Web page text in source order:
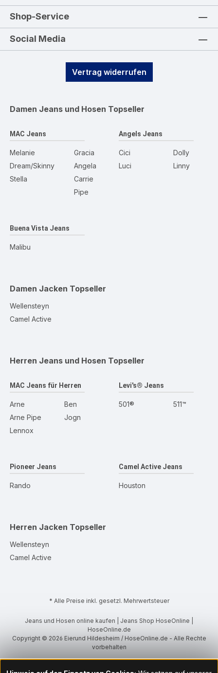
Shop-Service
Social Media
Vertrag widerrufen
Damen Jeans und Hosen Topseller
MAC Jeans
Melanie
Dream/Skinny
Stella
Gracia
Angela
Carrie
Pipe
Angels Jeans
Cici
Luci
Dolly
Linny
Buena Vista Jeans
Malibu
Damen Jacken Topseller
Wellensteyn
Camel Active
Herren Jeans und Hosen Topseller
MAC Jeans für Herren
Arne
Arne Pipe
Lennox
Ben
Jogn
Levi's® Jeans
501® 511™
Pioneer Jeans
Rando
Camel Active Jeans
Houston
Herren Jacken Topseller
Wellensteyn
Camel Active
* Alle Preise inkl. gesetzl. Mehrwertsteuer
Jeans und Hosen online kaufen | Jeans Shop HoseOnline |
HoseOnline.de
Copyright © 2026 Eierund Hildesheim / HoseOnline.de - Alle Rechte
vorbehalten